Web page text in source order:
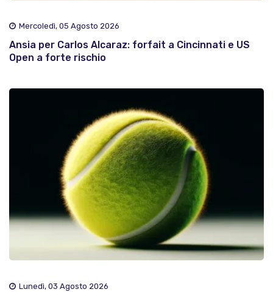
Mercoledì, 05 Agosto 2026
Ansia per Carlos Alcaraz: forfait a Cincinnati e US
Open a forte rischio
Lunedì, 03 Agosto 2026